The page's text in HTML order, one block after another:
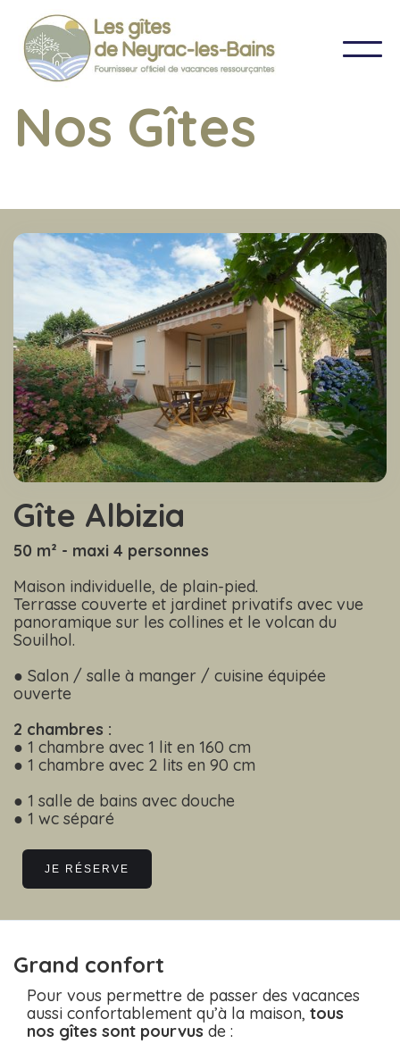
Nos Gîtes
Gîte Albizia
50 m² - maxi 4 personnes
Maison individuelle, de plain-pied.
Terrasse couverte et jardinet privatifs avec vue
panoramique sur les collines et le volcan du
Souilhol.
● Salon / salle à manger / cuisine équipée
ouverte
2 chambres :
● 1 chambre avec 1 lit en 160 cm
● 1 chambre avec 2 lits en 90 cm
● 1 salle de bains avec douche
● 1 wc séparé
JE RÉSERVE
Grand confort
Pour vous permettre de passer des vacances
aussi confortablement qu’à la maison, tous
nos gîtes sont pourvus de :